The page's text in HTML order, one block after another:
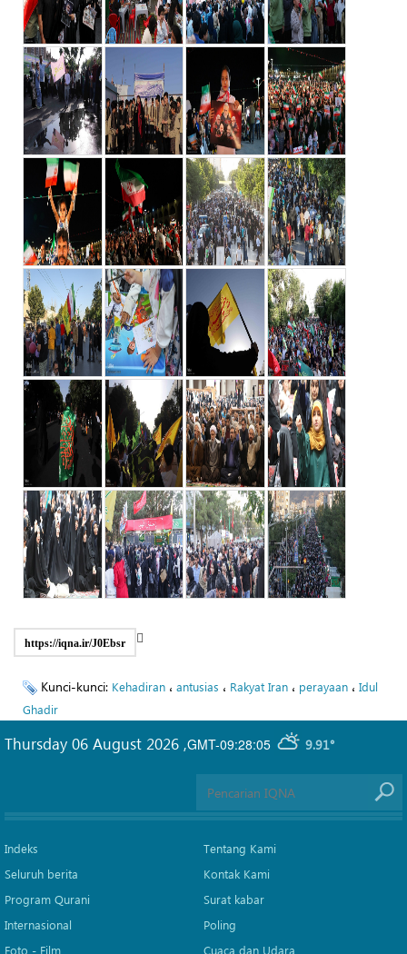
https://iqna.ir/J0Ebsr
Kunci-kunci: Kehadiran ، antusias ، Rakyat Iran ، perayaan ، Idul
Ghadir
GMT-09:28:05 9.91°
Thursday 06 August 2026 ,
Indeks
Seluruh berita
Program Qurani
Internasional
Foto - Film
Tentang Kami
Kontak Kami
Surat kabar
Poling
Cuaca dan Udara